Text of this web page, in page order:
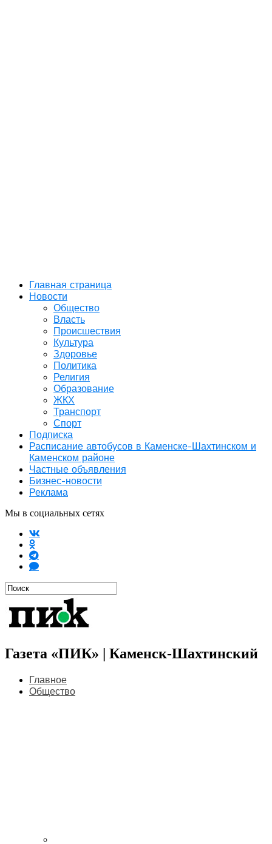
Главная страница
Новости
Общество
Власть
Происшествия
Культура
Здоровье
Политика
Религия
Образование
ЖКХ
Транспорт
Спорт
Подписка
Расписание автобусов в Каменске-Шахтинском и
Каменском районе
Частные объявления
Бизнес-новости
Реклама
Мы в социальных сетях
Газета «ПИК» | Каменск-Шахтинский
Главное
Общество